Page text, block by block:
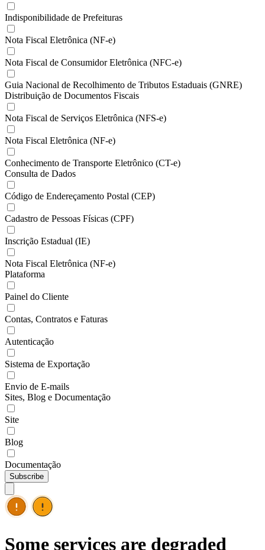
Indisponibilidade de Prefeituras
Nota Fiscal Eletrônica (NF-e)
Nota Fiscal de Consumidor Eletrônica (NFC-e)
Guia Nacional de Recolhimento de Tributos Estaduais (GNRE)
Distribuição de Documentos Fiscais
Nota Fiscal de Serviços Eletrônica (NFS-e)
Nota Fiscal Eletrônica (NF-e)
Conhecimento de Transporte Eletrônico (CT-e)
Consulta de Dados
Código de Endereçamento Postal (CEP)
Cadastro de Pessoas Físicas (CPF)
Inscrição Estadual (IE)
Nota Fiscal Eletrônica (NF-e)
Plataforma
Painel do Cliente
Contas, Contratos e Faturas
Autenticação
Sistema de Exportação
Envio de E-mails
Sites, Blog e Documentação
Site
Blog
Documentação
Subscribe
Some services are degraded